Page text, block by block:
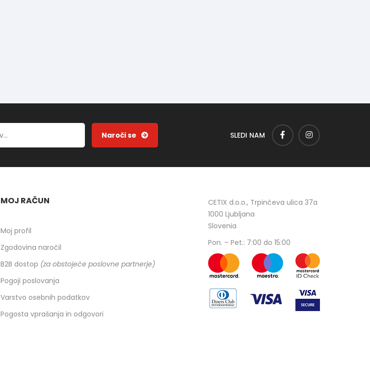
SLEDI NAM
MOJ RAČUN
Moj profil
Zgodovina naročil
B2B dostop (za obstoječe poslovne partnerje)
Pogoji poslovanja
Varstvo osebnih podatkov
Pogosta vprašanja in odgovori
CETIX d.o.o., Trpinčeva ulica 37a
1000 Ljubljana
Slovenia
Pon. – Pet.: 7:00 do 15:00